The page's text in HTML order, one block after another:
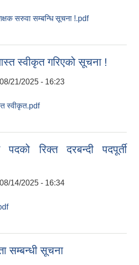
सरुवा सम्बन्धि सूचना !.pdf
स्वीकृत गरिएको सूचना !
21/2025 - 16:23
स्वीकृत.pdf
रिक्त दरबन्दी पदपूर्ती
14/2025 - 16:34
सम्बन्धी सूचना